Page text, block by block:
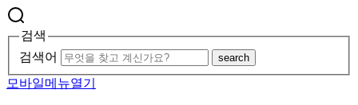
검색
검색어
search
모바일메뉴열기